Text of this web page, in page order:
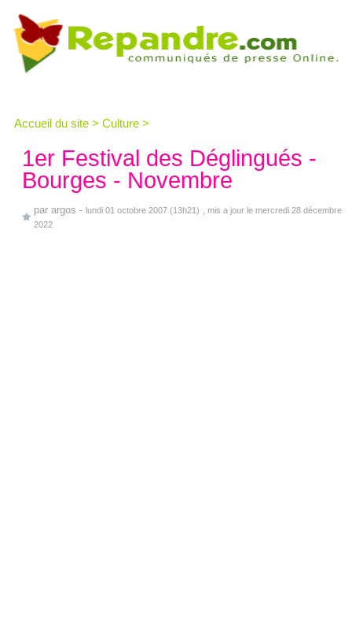
Accueil du site > Culture >
1er Festival des Déglingués -
Bourges - Novembre
par argos - lundi 01 octobre 2007 (13h21)
, mis a jour le mercredi 28 décembre
2022